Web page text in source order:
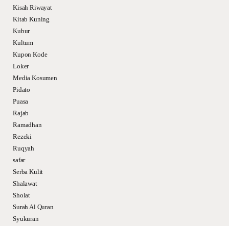
Kisah Riwayat
Kitab Kuning
Kubur
Kultum
Kupon Kode
Loker
Media Kosumen
Pidato
Puasa
Rajab
Ramadhan
Rezeki
Ruqyah
safar
Serba Kulit
Shalawat
Sholat
Surah Al Quran
Syukuran